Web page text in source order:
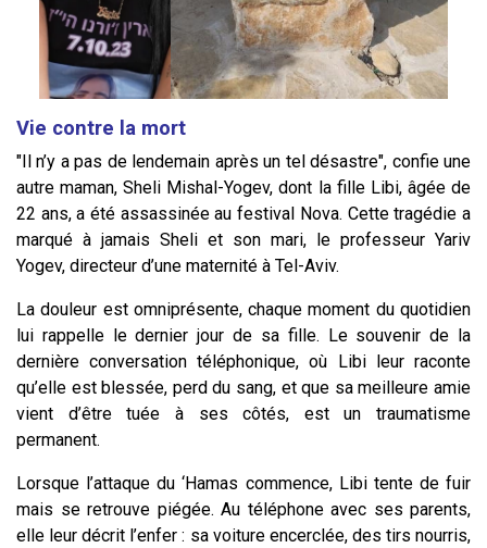
Vie contre la mort
"Il n’y a pas de lendemain après un tel désastre", confie une
autre maman, Sheli Mishal-Yogev, dont la fille Libi, âgée de
22 ans, a été assassinée au festival Nova. Cette tragédie a
marqué à jamais Sheli et son mari, le professeur Yariv
Yogev, directeur d’une maternité à Tel-Aviv.
La douleur est omniprésente, chaque moment du quotidien
lui rappelle le dernier jour de sa fille. Le souvenir de la
dernière conversation téléphonique, où Libi leur raconte
qu’elle est blessée, perd du sang, et que sa meilleure amie
vient d’être tuée à ses côtés, est un traumatisme
permanent.
Lorsque l’attaque du ‘Hamas commence, Libi tente de fuir
mais se retrouve piégée. Au téléphone avec ses parents,
elle leur décrit l’enfer : sa voiture encerclée, des tirs nourris,